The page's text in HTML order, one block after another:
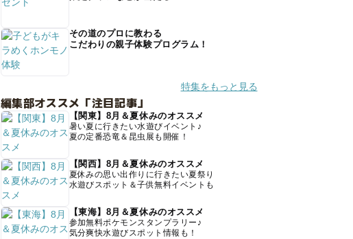
その道のプロに教わる
こだわりの親子体験プログラム！
特集をもっと見る
編集部オススメ「注目記事」
【関東】8月＆夏休みのオススメ
暑い夏に行きたい水遊びイベント♪
夏の定番恐竜＆昆虫展も開催！
【関西】8月＆夏休みのオススメ
夏休みの思い出作りに行きたい夏祭り
水遊びスポット＆子供無料イベントも
【東海】8月＆夏休みのオススメ
参加無料ポケモンスタンプラリー♪
気分爽快水遊びスポット情報も！